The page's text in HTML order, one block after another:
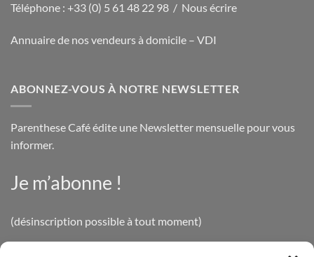
Téléphone : +33 (0) 5 61 48 22 98 / Nous écrire
Annuaire de nos vendeurs à domicile – VDI
ABONNEZ-VOUS À NOTRE NEWSLETTER
Parenthese Café édite une Newsletter mensuelle pour vous
informer.
Je m’abonne !
(désinscription possible à tout moment)